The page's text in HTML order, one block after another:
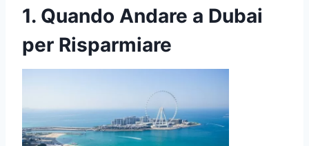
1. Quando Andare a Dubai
per Risparmiare